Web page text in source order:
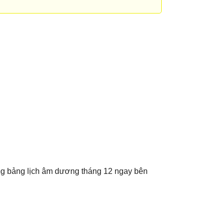
bảng lịch âm dương tháng 12 ngay bên